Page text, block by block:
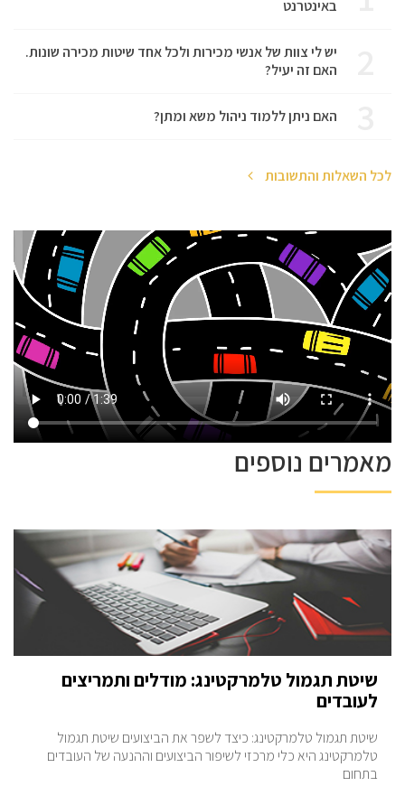
באינטרנט
יש לי צוות של אנשי מכירות ולכל אחד שיטות מכירה שונות.
האם זה יעיל?
האם ניתן ללמוד ניהול משא ומתן?
לכל השאלות והתשובות
מאמרים נוספים
שיטת תגמול טלמרקטינג: מודלים ותמריצים
לעובדים
שיטת תגמול טלמרקטינג: כיצד לשפר את הביצועים שיטת תגמול
טלמרקטינג היא כלי מרכזי לשיפור הביצועים וההנעה של העובדים
בתחום